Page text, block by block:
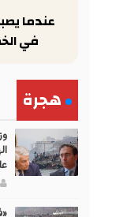
عندما
في
هجرة